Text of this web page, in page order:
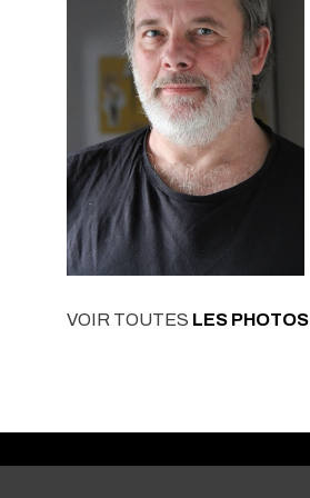
VOIR TOUTES LES PHOTOS